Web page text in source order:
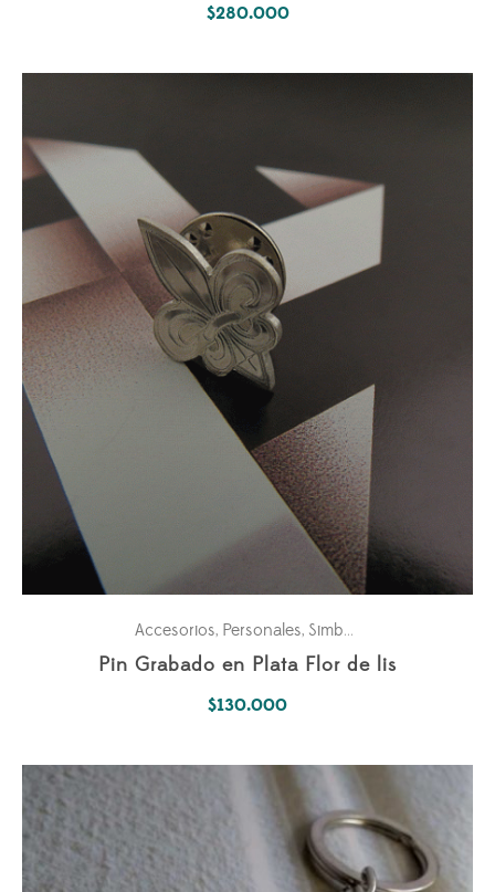
$280.000
Accesorios, Personales, Simbología Del Alma
Pin Grabado en Plata Flor de lis
$130.000